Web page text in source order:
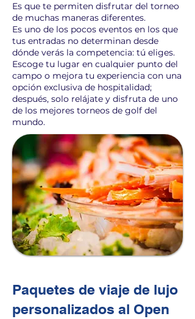
Es que te permiten disfrutar del torneo
de muchas maneras diferentes.
Es uno de los pocos eventos en los que
tus entradas no determinan desde
dónde verás la competencia: tú eliges.
Escoge tu lugar en cualquier punto del
campo o mejora tu experiencia con una
opción exclusiva de hospitalidad;
después, solo relájate y disfruta de uno
de los mejores torneos de golf del
mundo.
Paquetes de viaje de lujo
personalizados al Open